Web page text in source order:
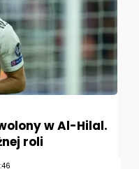
w Al-Hilal.
roli